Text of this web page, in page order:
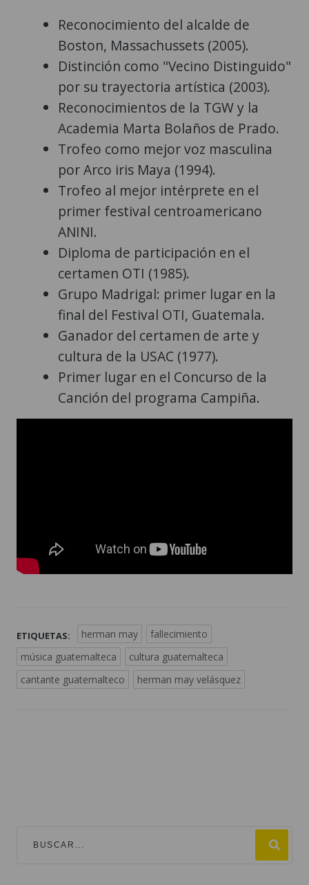
Reconocimiento del alcalde de
Boston, Massachussets (2005).
Distinción como "Vecino Distinguido"
por su trayectoria artística (2003).
Reconocimientos de la TGW y la
Academia Marta Bolaños de Prado.
Trofeo como mejor voz masculina
por Arco iris Maya (1994).
Trofeo al mejor intérprete en el
primer festival centroamericano
ANINI.
Diploma de participación en el
certamen OTI (1985).
Grupo Madrigal: primer lugar en la
final del Festival OTI, Guatemala.
Ganador del certamen de arte y
cultura de la USAC (1977).
Primer lugar en el Concurso de la
Canción del programa Campiña.
ETIQUETAS: herman may
fallecimiento
música guatemalteca
cultura guatemalteca
cantante guatemalteco
herman may velásquez